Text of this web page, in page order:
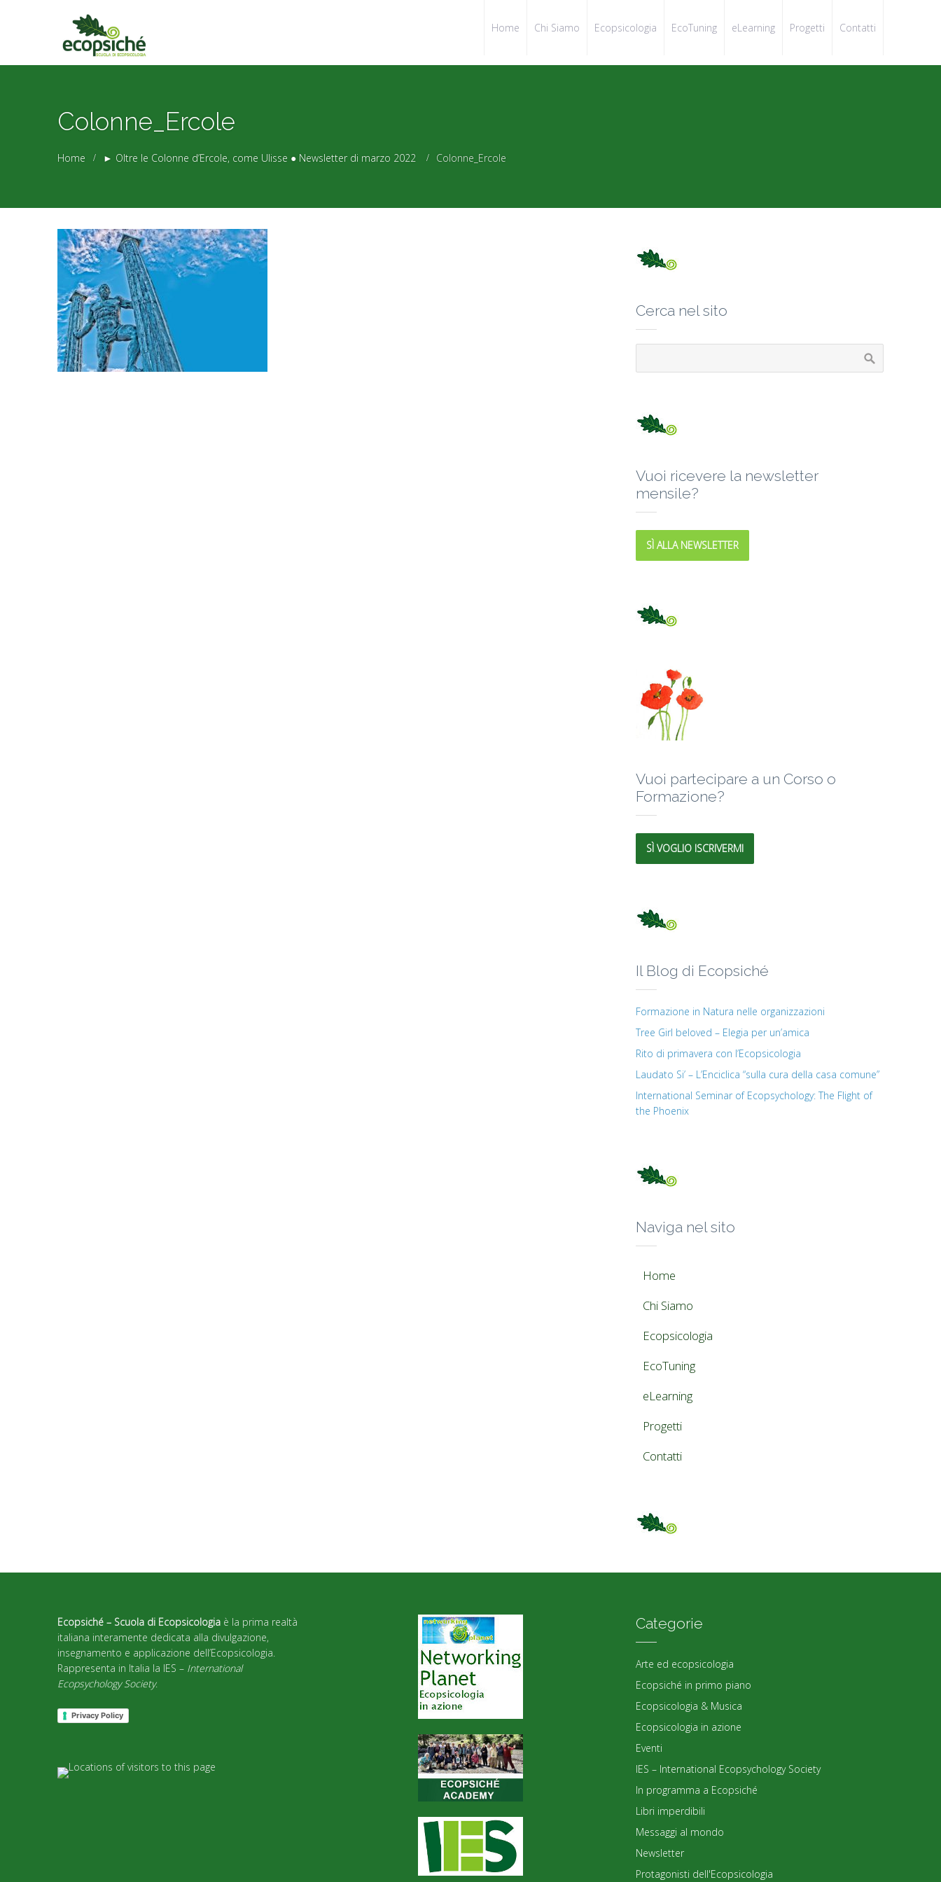
Home Chi Siamo Ecopsicologia EcoTuning eLearning Progetti Contatti
Colonne_Ercole
Home ► Oltre le Colonne d’Ercole, come Ulisse ● Newsletter di marzo 2022 Colonne_Ercole
Cerca nel sito
Vuoi ricevere la newsletter
mensile?
SÌ ALLA NEWSLETTER
Vuoi partecipare a un Corso o
Formazione?
SÌ VOGLIO ISCRIVERMI
Il Blog di Ecopsiché
Formazione in Natura nelle organizzazioni
Tree Girl beloved – Elegia per un’amica
Rito di primavera con l’Ecopsicologia
Laudato Si’ – L’Enciclica “sulla cura della casa comune”
International Seminar of Ecopsychology: The Flight of
the Phoenix
Naviga nel sito
Home
Chi Siamo
Ecopsicologia
EcoTuning
eLearning
Progetti
Contatti
Ecopsiché – Scuola di Ecopsicologia è la prima realtà
italiana interamente dedicata alla divulgazione,
insegnamento e applicazione dell’Ecopsicologia.
Rappresenta in Italia la IES – International
Ecopsychology Society.
Privacy Policy
Categorie
Arte ed ecopsicologia
Ecopsiché in primo piano
Ecopsicologia & Musica
Ecopsicologia in azione
Eventi
IES – International Ecopsychology Society
In programma a Ecopsiché
Libri imperdibili
Messaggi al mondo
Newsletter
Protagonisti dell'Ecopsicologia